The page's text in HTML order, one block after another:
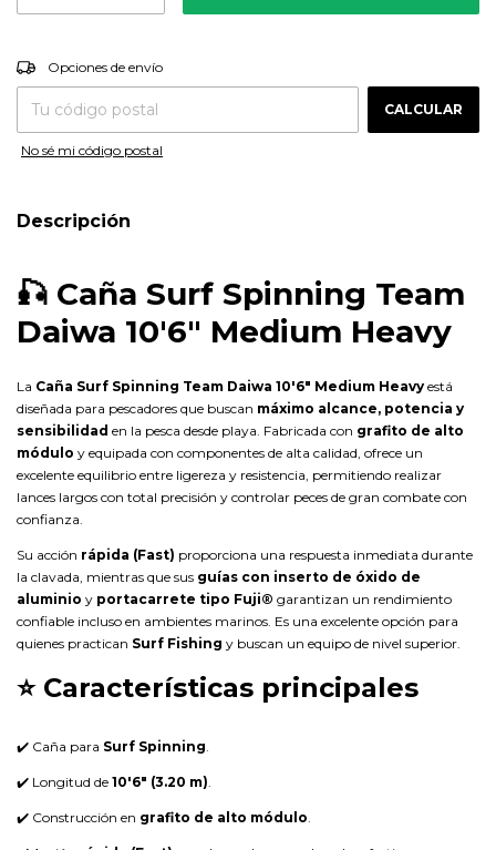
Entregas para el CP:
Opciones de envío
CALCULAR
No sé mi código postal
Descripción
🎣 Caña Surf Spinning Team
Daiwa 10'6" Medium Heavy
La Caña Surf Spinning Team Daiwa 10'6" Medium Heavy está
diseñada para pescadores que buscan máximo alcance, potencia y
sensibilidad en la pesca desde playa. Fabricada con grafito de alto
módulo y equipada con componentes de alta calidad, ofrece un
excelente equilibrio entre ligereza y resistencia, permitiendo realizar
lances largos con total precisión y controlar peces de gran combate con
confianza.
Su acción rápida (Fast) proporciona una respuesta inmediata durante
la clavada, mientras que sus guías con inserto de óxido de
aluminio y portacarrete tipo Fuji® garantizan un rendimiento
confiable incluso en ambientes marinos. Es una excelente opción para
quienes practican Surf Fishing y buscan un equipo de nivel superior.
⭐ Características principales
✔️ Caña para Surf Spinning.
✔️ Longitud de 10'6" (3.20 m).
✔️ Construcción en grafito de alto módulo.